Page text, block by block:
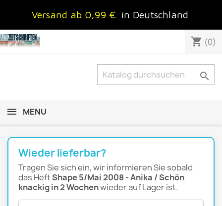
Versand ab 0,99 € in Deutschland
shopping_cart (0)

MENU
Wieder lieferbar?
Tragen Sie sich ein, wir informieren Sie sobald
das HeftShape 5/Mai 2008 - Anika / Schön
knackig in 2 Wochenwieder auf Lager ist.